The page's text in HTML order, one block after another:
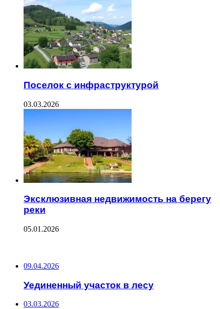
Поселок с инфраструктурой
03.03.2026
Эксклюзивная недвижимость на берегу
реки
05.01.2026
09.04.2026
Уединенный участок в лесу
03.03.2026